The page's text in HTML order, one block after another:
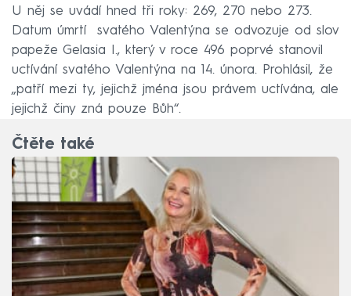
U něj se uvádí hned tři roky: 269, 270 nebo 273.
Datum úmrtí svatého Valentýna se odvozuje od slov
papeže Gelasia I., který v roce 496 poprvé stanovil
uctívání svatého Valentýna na 14. února. Prohlásil, že
„patří mezi ty, jejichž jména jsou právem uctívána, ale
jejichž činy zná pouze Bůh“.
Čtěte také